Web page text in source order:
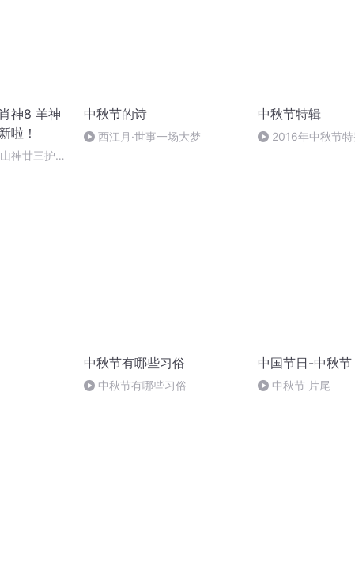
神8 羊神
啦！
神廿三护祭
中秋节的诗
西江月·世事一场大梦
中秋节特辑
2016年中秋节
中秋节有哪些习俗
中秋节有哪些习俗
中国节日-中秋节
中秋节 片尾